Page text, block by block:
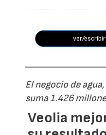
ver/
El negocio de
suma 1.426
Veolia